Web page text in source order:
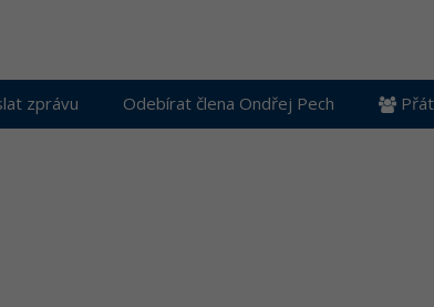
zprávu Odebírat člena Ondřej Pech